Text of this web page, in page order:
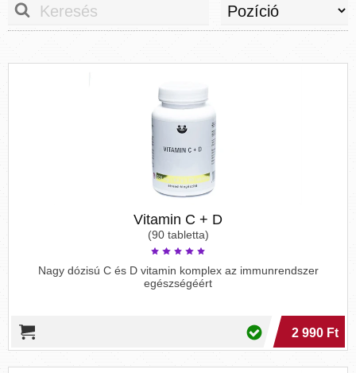
Vitamin C + D
(90 tabletta)
Nagy dózisú C és D vitamin komplex az immunrendszer
egészségéért
2 990 Ft